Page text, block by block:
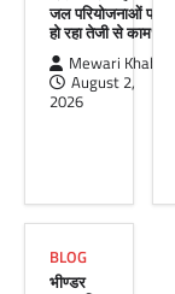
जल परियोजनाओं पर
हो रहा तेजी से काम’
Mewari Khabar
August 2,
2026
BLOG
भीण्डर